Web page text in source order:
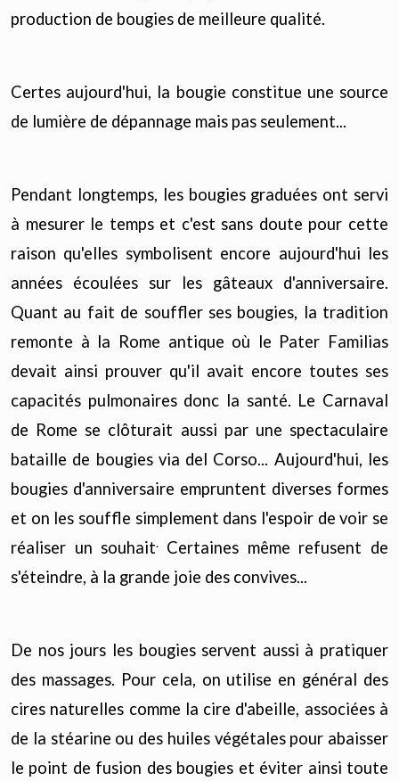
production de bougies de meilleure qualité.
Certes aujourd'hui, la bougie constitue une source
de lumière de dépannage mais pas seulement...
Pendant longtemps, les bougies graduées ont servi
à mesurer le temps et c'est sans doute pour cette
raison qu'elles symbolisent encore aujourd'hui les
années écoulées sur les gâteaux d'anniversaire.
Quant au fait de souffler ses bougies, la tradition
remonte à la Rome antique où le Pater Familias
devait ainsi prouver qu'il avait encore toutes ses
capacités pulmonaires donc la santé. Le Carnaval
de Rome se clôturait aussi par une spectaculaire
bataille de bougies via del Corso... Aujourd'hui, les
bougies d'anniversaire empruntent diverses formes
et on les souffle simplement dans l'espoir de voir se
réaliser un souhait. Certaines même refusent de
s'éteindre, à la grande joie des convives...
De nos jours les bougies servent aussi à pratiquer
des massages. Pour cela, on utilise en général des
cires naturelles comme la cire d'abeille, associées à
de la stéarine ou des huiles végétales pour abaisser
le point de fusion des bougies et éviter ainsi toute